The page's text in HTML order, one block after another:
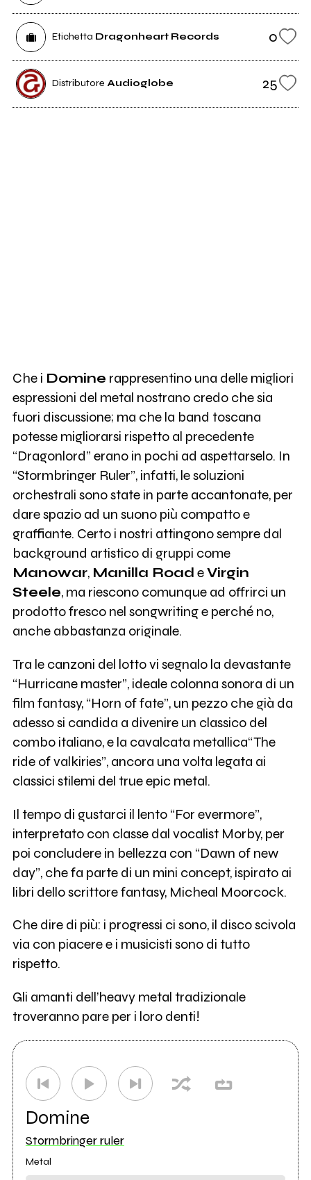
Etichetta Dragonheart Records 0
Distributore Audioglobe 25
Che i Domine rappresentino una delle migliori
espressioni del metal nostrano credo che sia
fuori discussione; ma che la band toscana
potesse migliorarsi rispetto al precedente
“Dragonlord” erano in pochi ad aspettarselo. In
“Stormbringer Ruler”, infatti, le soluzioni
orchestrali sono state in parte accantonate, per
dare spazio ad un suono più compatto e
graffiante. Certo i nostri attingono sempre dal
background artistico di gruppi come
Manowar, Manilla Road eVirgin
Steele, ma riescono comunque ad offrirci un
prodotto fresco nel songwriting e perché no,
anche abbastanza originale.
Tra le canzoni del lotto vi segnalo la devastante
“Hurricane master”, ideale colonna sonora di un
film fantasy, “Horn of fate”, un pezzo che già da
adesso si candida a divenire un classico del
combo italiano, e la cavalcata metallica“The
ride of valkiries”, ancora una volta legata ai
classici stilemi del true epic metal.
Il tempo di gustarci il lento “For evermore”,
interpretato con classe dal vocalist Morby, per
poi concludere in bellezza con “Dawn of new
day”, che fa parte di un mini concept, ispirato ai
libri dello scrittore fantasy, Micheal Moorcock.
Che dire di più: i progressi ci sono, il disco scivola
via con piacere e i musicisti sono di tutto
rispetto.
Gli amanti dell’heavy metal tradizionale
troveranno pare per i loro denti!
Domine
Stormbringer ruler
Metal